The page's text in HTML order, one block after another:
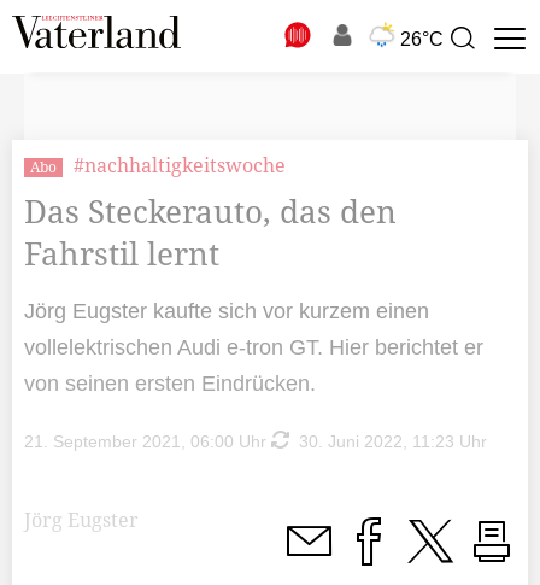
26°C
Suchbegriff
Abo #nachhaltigkeitswoche
Das Steckerauto, das den
Fahrstil lernt
Jörg Eugster kaufte sich vor kurzem einen
vollelektrischen Audi e-tron GT. Hier berichtet er
von seinen ersten Eindrücken.
21. September 2021, 06:00 Uhr 30. Juni 2022, 11:23 Uhr
Jörg Eugster